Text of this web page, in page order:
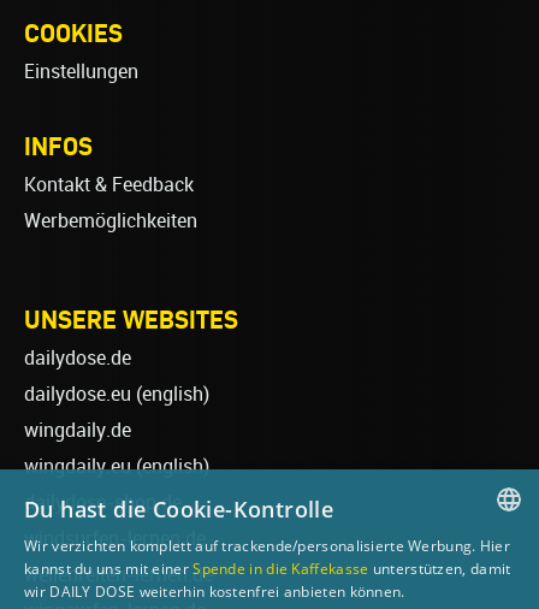
COOKIES
Einstellungen
INFOS
Kontakt & Feedback
Werbemöglichkeiten
UNSERE WEBSITES
dailydose.de
dailydose.eu (english)
wingdaily.de
wingdaily.eu(english)
dailydose-shop.de
windsurfen-lernen.de
wellenreiten-lernen.de
GERMAN
Du hast die Cookie-Kontrolle
Wir verzichten komplett auf trackende/personalisierte Werbung. Hier
kannst du uns mit einerSpende in die Kaffekasse unterstützen, damit
wir DAILY DOSE weiterhin kostenfrei anbieten können.